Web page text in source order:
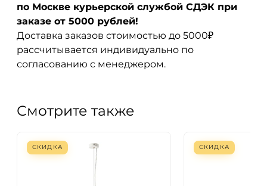
по Москве курьерской службой СДЭК при
заказе от 5000 рублей!
Доставка заказов стоимостью до 5000₽
рассчитывается индивидуально по
согласованию с менеджером.
Смотрите также
СКИДКА СКИДКА